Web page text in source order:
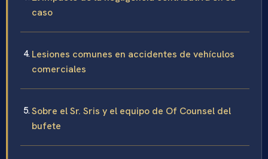
caso
Lesiones comunes en accidentes de vehículos
comerciales
Sobre el Sr. Sris y el equipo de Of Counsel del
bufete